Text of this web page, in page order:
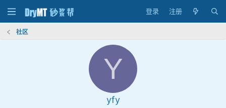
登录 注册
社区
Y
yfy